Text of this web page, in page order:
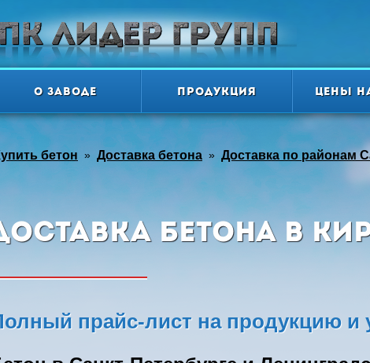
О заводе Продукция Цены
бетон » Доставка бетона » Доставка по районам
бетона в
прайс-лист на продукцию и